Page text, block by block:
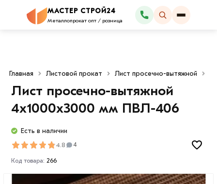
МАСТЕР СТРОЙ24
Металлопрокат опт / розница
Каталог
Главная Листовой прокат Лист просечно-вытяжной
Лист просечно-вытяжной
4х1000х3000 мм ПВЛ-406
Есть в наличии
4.8 4
Код товара: 266